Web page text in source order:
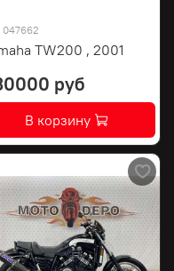
047662
TW200 , 2001
руб
В корзину